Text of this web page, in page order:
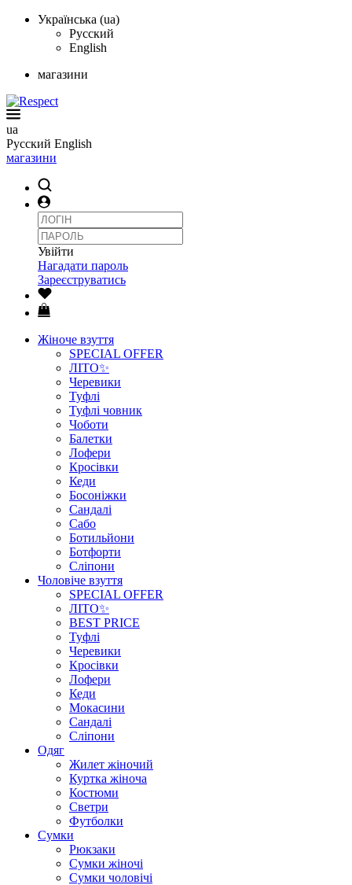
Українська (ua)
Русский
English
магазини
ua
Русский English
магазини
Увійти
Нагадати пароль
Зареєструватись
Жіноче взуття
SPECIAL OFFER
ЛІТО✨
Черевики
Туфлі
Туфлі човник
Чоботи
Балетки
Лофери
Кросівки
Кеди
Босоніжки
Сандалі
Сабо
Ботильйони
Ботфорти
Сліпони
Чоловіче взуття
SPECIAL OFFER
ЛІТО✨
BEST PRICE
Туфлі
Черевики
Кросівки
Лофери
Кеди
Мокасини
Сандалі
Сліпони
Одяг
Жилет жіночий
Куртка жіноча
Костюми
Светри
Футболки
Сумки
Рюкзаки
Сумки жіночі
Сумки чоловічі